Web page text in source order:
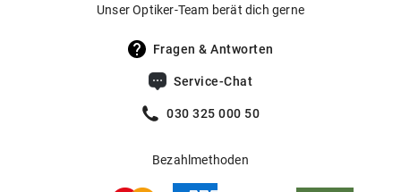
Unser Optiker-Team berät dich gerne
Fragen & Antworten
Service-Chat
030 325 000 50
Bezahlmethoden